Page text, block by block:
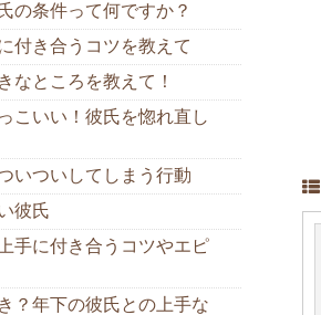
の条件って何ですか？
付き合うコツを教えて
なところを教えて！
こいい！彼氏を惚れ直し
いついしてしまう行動
彼氏
手に付き合うコツやエピ
？年下の彼氏との上手な